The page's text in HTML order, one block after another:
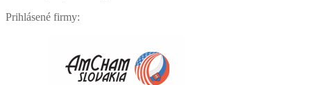
Prihlásené firmy: